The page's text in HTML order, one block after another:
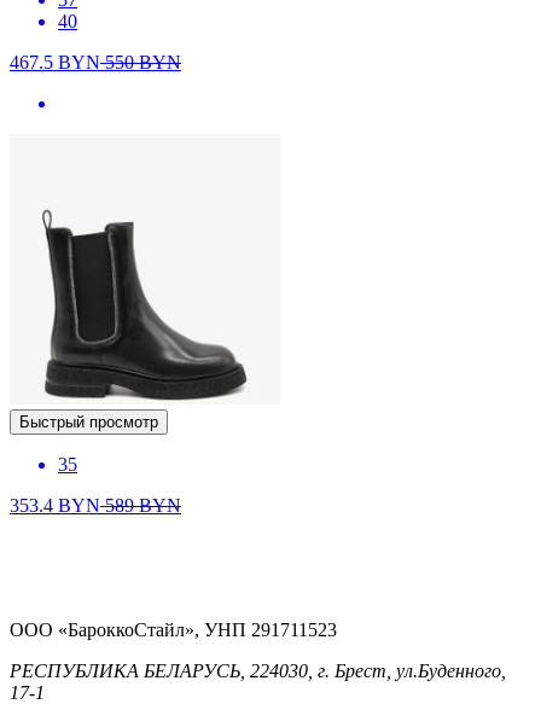
40
467.5 BYN550BYN
Быстрый просмотр
35
353.4 BYN589BYN
ООО «БароккоСтайл», УНП 291711523
РЕСПУБЛИКА БЕЛАРУСЬ, 224030, г. Брест, ул.Буденного,
17-1